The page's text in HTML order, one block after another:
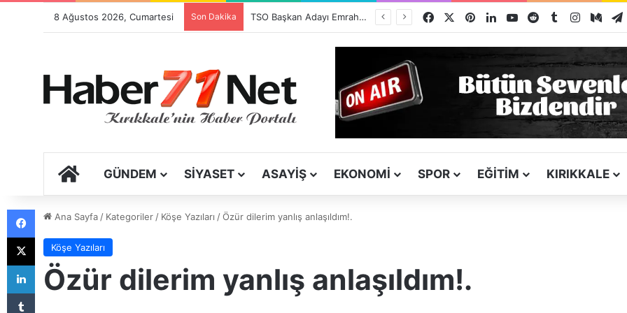
8 Ağustos 2026, Cumartesi Son Dakika Festival Sancısı Facebook PinterestLinkedInYouTubeRedditTumblrInstagram
ANA SAYFA
GÜNDEM SIYASET ASAYIŞ EKONOMI SPOR EĞITIM KIRIKKALE
Ana Sayfa/ Kategoriler/ Köşe Yazıları /Özür dilerim yanlış anlaşıldım!.
Köşe Yazıları
Özür dilerim yanlış anlaşıldım!.
LinkedIn
Tumblr